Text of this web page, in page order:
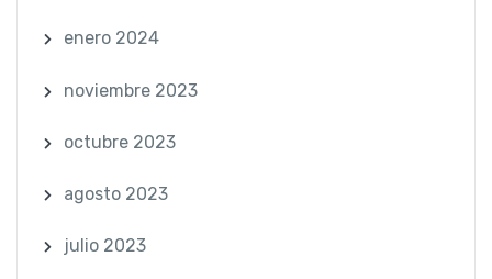
enero 2024
noviembre 2023
octubre 2023
agosto 2023
julio 2023